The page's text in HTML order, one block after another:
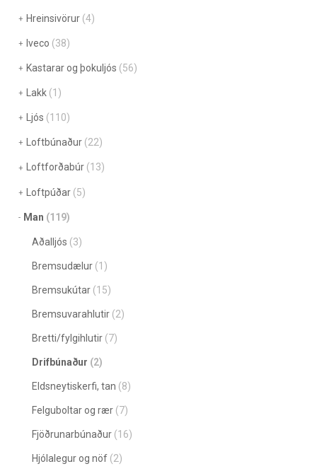
Hreinsivörur (4)
Iveco (38)
Kastarar og þokuljós (56)
Lakk (1)
Ljós (110)
Loftbúnaður (22)
Loftforðabúr (13)
Loftpúðar (5)
Man (119)
Aðalljós (3)
Bremsudælur (1)
Bremsukútar (15)
Bremsuvarahlutir (2)
Bretti/fylgihlutir (7)
Drifbúnaður (2)
Eldsneytiskerfi, tan (8)
Felguboltar og rær (7)
Fjöðrunarbúnaður (16)
Hjólalegur og nöf (2)